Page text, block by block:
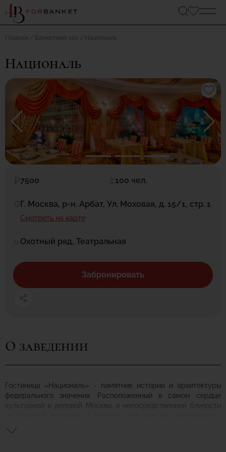
Главная Банкетный зал Националь
Националь
7500 100 чел.
Г. Москва, р-н. Арбат, Ул. Моховая, д. 15/1, стр. 1
Смотреть на карте
Охотный ряд, Театральная
Забронировать
О заведении
Гостиница «Националь» - памятник истории и архитектуры
федерального значения. Расположенный в самом сердце
культурной и деловой Москвы, в непосредственной близости
«Националь» является единственным представителем элитной